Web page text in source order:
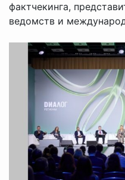
фактчекинга,
ведомств и